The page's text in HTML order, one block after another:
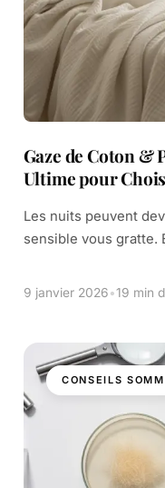
Gaze de Coton &
Ultime pour
Les nuits peuvent
sensible vous gratte.
solution se trouve
9 janvier 2026•19 min
CONSEILS